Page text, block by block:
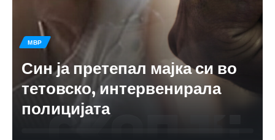
МВР
Син ја претепал мајка си во
тетовско, интервенирала
полицијата